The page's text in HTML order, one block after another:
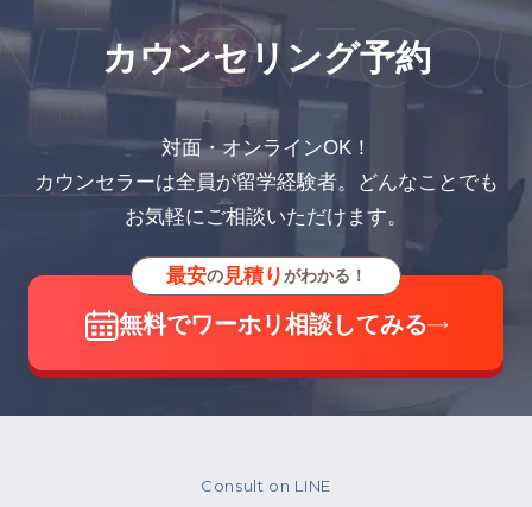
カウンセリング予約
対面・オンラインOK！
カウンセラーは全員が留学経験者。どんなことでも
お気軽にご相談いただけます。
最安の見積りがわかる！
無料でワーホリ相談してみる
Consult on LINE